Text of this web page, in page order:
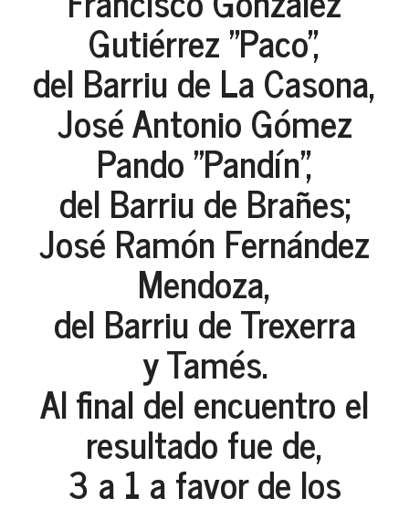
Gutiérrez "Paco",
del Barriu de La Casona,
José Antonio Gómez
Pando "Pandín",
del Barriu de Brañes;
José Ramón Fernández
Mendoza,
del Barriu de Trexerra
y Tamés.
Al final del encuentro el
resultado fue de,
3 a 1 a favor de los